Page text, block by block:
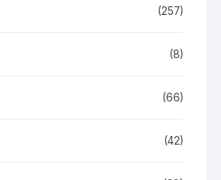
(257)
(8)
(66)
(42)